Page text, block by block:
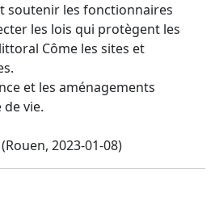
soutenir les fonctionnaires
les lois qui protègent les
Côme les sites et
et les aménagements
vie.
(Rouen, 2023-01-08)